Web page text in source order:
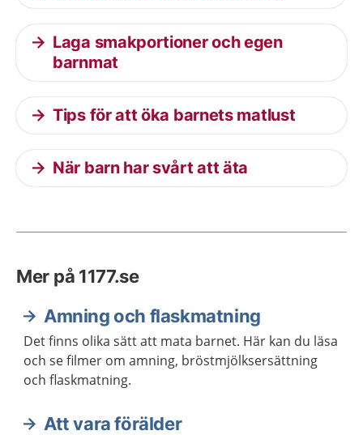
Laga smakportioner och egen
barnmat
Tips för att öka barnets matlust
När barn har svårt att äta
Mer på 1177.se
Amning och flaskmatning
Det finns olika sätt att mata barnet. Här kan du läsa
och se filmer om amning, bröstmjölksersättning
och flaskmatning.
Att vara förälder